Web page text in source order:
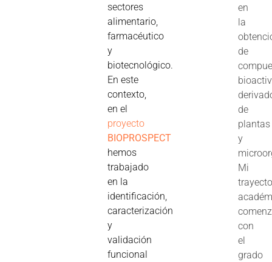
sectores
alimentario,
farmacéutico
y
biotecnológico.
En este
contexto,
en el
proyecto
BIOPROSPECT
hemos
trabajado
en la
identificación,
caracterización
y
validación
funcional
en
la
de
de
plantas
y
Mi
con
el
grado